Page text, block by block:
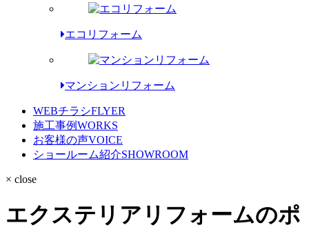
エコリフォーム
マンションリフォーム
WEBチラシFLYER
施工事例WORKS
お客様の声VOICE
ショールーム紹介SHOWROOM
× close
エクステリアリフォームのポ